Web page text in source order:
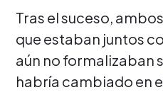
Tras el suceso,
que estaban juntos
aún no formalizaban
habría cambiado en